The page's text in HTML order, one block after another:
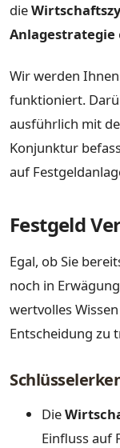
die
Anlagestrategie
Wir werden
funktioniert.
ausführlich mit
Konjunktur
auf
Festgeld
Egal, ob Sie
noch in
wertvolles
Entscheidung zu
Die
Einfluss auf